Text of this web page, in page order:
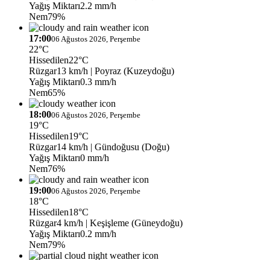
Yağış Miktarı2.2 mm/h
Nem79%
17:0006 Ağustos 2026, Perşembe
22°C
Hissedilen22°C
Rüzgar13 km/h | Poyraz (Kuzeydoğu)
Yağış Miktarı0.3 mm/h
Nem65%
18:0006 Ağustos 2026, Perşembe
19°C
Hissedilen19°C
Rüzgar14 km/h | Gündoğusu (Doğu)
Yağış Miktarı0 mm/h
Nem76%
19:0006 Ağustos 2026, Perşembe
18°C
Hissedilen18°C
Rüzgar4 km/h | Keşişleme (Güneydoğu)
Yağış Miktarı0.2 mm/h
Nem79%